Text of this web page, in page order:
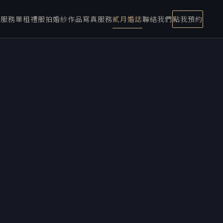
務單租禮服拍婚紗作品寫真服務貳月婚誌聯絡我們 點我預約